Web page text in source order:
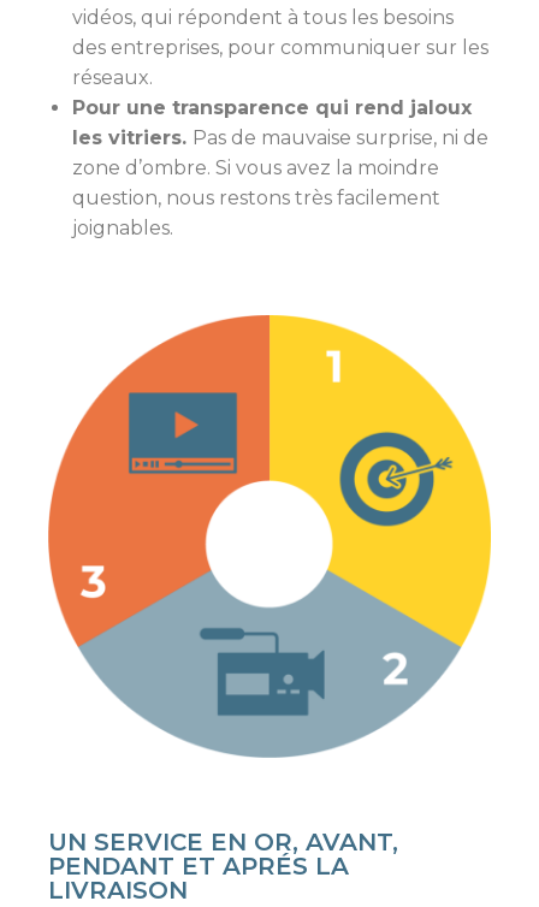
vidéos, qui répondent à tous les besoins
des entreprises, pour communiquer sur les
réseaux.
Pour une transparence qui rend jaloux
les vitriers. Pas de mauvaise surprise, ni de
zone d’ombre. Si vous avez la moindre
question, nous restons très facilement
joignables.
UN SERVICE EN OR, AVANT,
PENDANT ET APRÉS LA
LIVRAISON